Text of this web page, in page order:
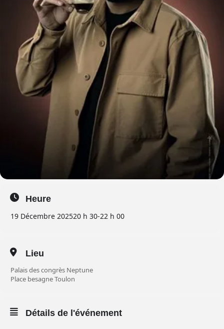
Heure
19 Décembre 202520 h 30-22 h 00
Lieu
Palais des congrès Neptune
Place besagne Toulon
Détails de l'événement